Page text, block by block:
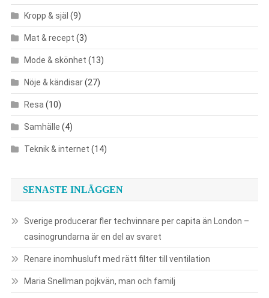
Kropp & själ (9)
Mat & recept (3)
Mode & skönhet (13)
Nöje & kändisar(27)
Resa (10)
Samhälle (4)
Teknik & internet (14)
SENASTE INLÄGGEN
Sverige producerar fler techvinnare per capita än London –
casinogrundarna är en del av svaret
Renare inomhusluft med rätt filter till ventilation
Maria Snellman pojkvän, man och familj